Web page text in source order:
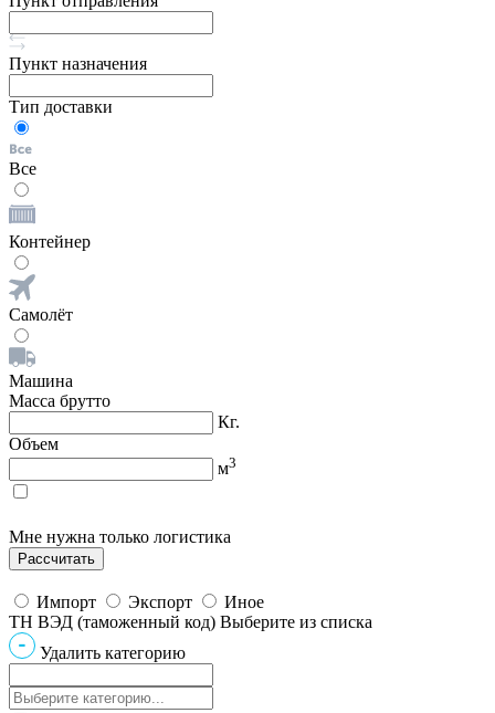
Пункт назначения
Тип доставки
Все
Контейнер
Самолёт
Машина
Масса брутто
Кг.
Объем
м3
Мне нужна только логистика
Импорт Экспорт
Иное
ТН ВЭД (таможенный код) Выберите из списка
Удалить категорию